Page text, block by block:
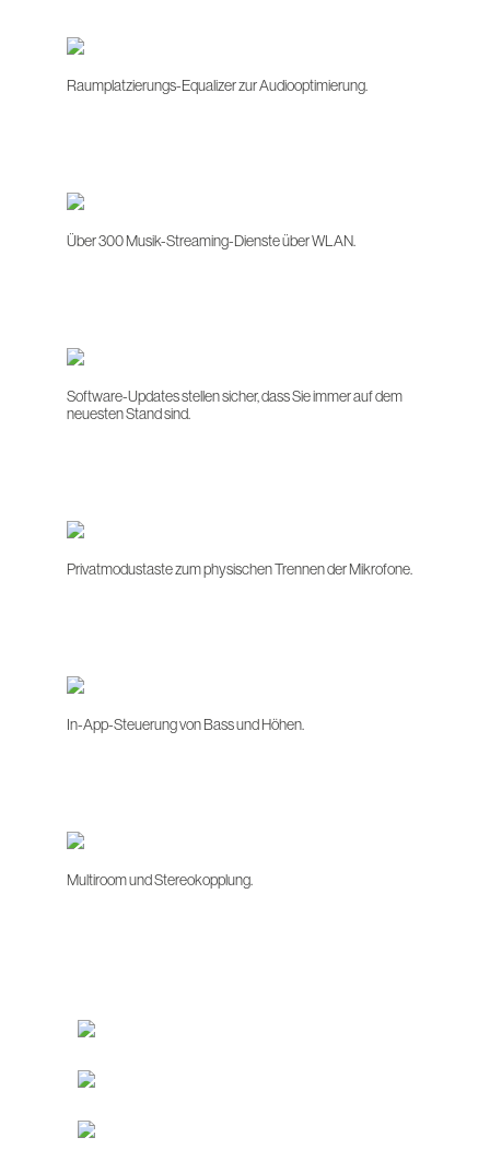
Raumplatzierungs-Equalizer zur Audiooptimierung.
Über 300 Musik-Streaming-Dienste über WLAN.
Software-Updates stellen sicher, dass Sie immer auf dem
neuesten Stand sind.
Privatmodustaste zum physischen Trennen der Mikrofone.
In-App-Steuerung von Bass und Höhen.
Multiroom und Stereokopplung.